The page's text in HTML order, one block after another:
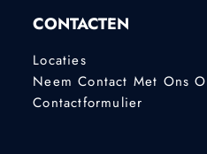
CONTACTEN
Locaties
Neem Contact Met Ons
Contactformulier